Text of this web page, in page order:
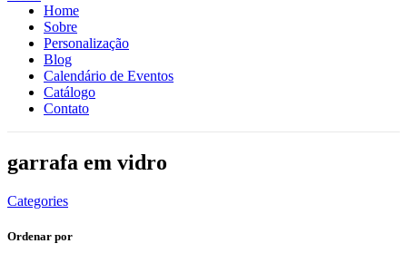
Home
Sobre
Personalização
Blog
Calendário de Eventos
Catálogo
Contato
garrafa em vidro
Categories
Ordenar por